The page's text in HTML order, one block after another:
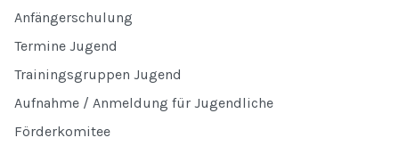
Anfängerschulung
Termine Jugend
Trainingsgruppen Jugend
Aufnahme / Anmeldung für Jugendliche
Förderkomitee